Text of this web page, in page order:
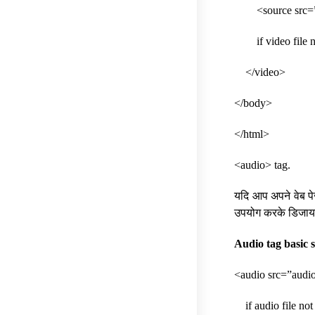
<source
if video file not
</video>
</body>
</html>
<audio> tag.
यदि आप अपने वेब
उपयोग करके
Audio tag basic
<audio
if audio file not